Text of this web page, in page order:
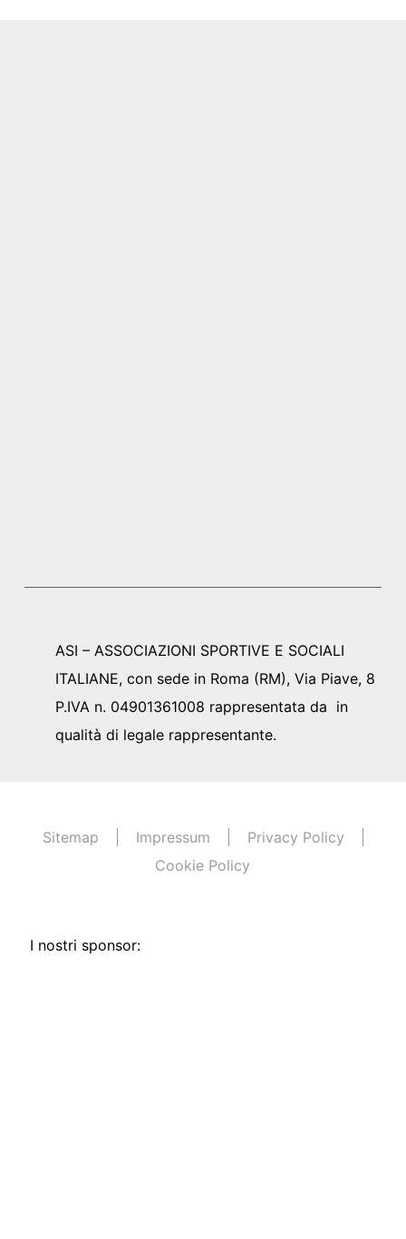
ASI – ASSOCIAZIONI SPORTIVE E SOCIALI
ITALIANE, con sede in Roma (RM), Via Piave, 8
P.IVA n. 04901361008 rappresentata da in
qualità di legale rappresentante.
Sitemap Impressum
Privacy Policy
Cookie Policy
I nostri sponsor: